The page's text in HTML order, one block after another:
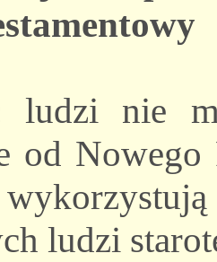
ludzi nie
od
ludzi